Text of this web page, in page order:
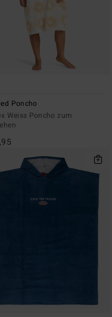
Poncho
Weiss Poncho zum